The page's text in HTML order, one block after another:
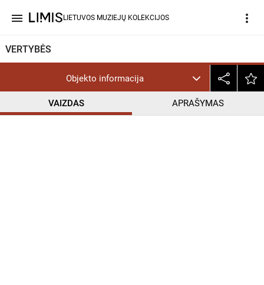
menu LIETUVOS MUZIEJŲ KOLEKCIJOS more_vert
VERTYBĖS
Objekto informacija
VAIZDAS APRAŠYMAS